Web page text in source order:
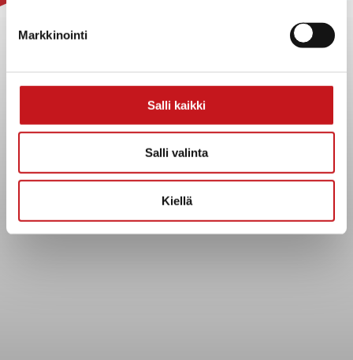
Markkinointi
Salli kaikki
Salli valinta
Kiellä
Kuntainfo
Asiakirjajulkisuuskuvaus
Evästeet
Tietosuoja
Tietopyyntö